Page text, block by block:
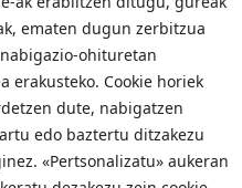
ematen dugun zerbitzua
ohituretan
erakusteko. Cookie horiek
dute, nabigatzen
edo baztertu ditzakezu
«Pertsonalizatu» aukeran